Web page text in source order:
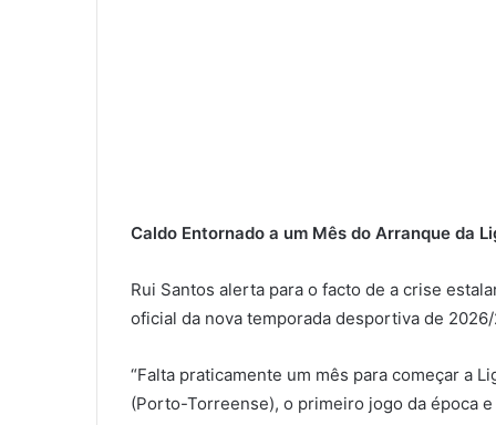
Caldo Entornado a um Mês do Arranque da
Rui Santos alerta para o facto de a crise
oficial da nova temporada desportiva de 2026/
“Falta praticamente um mês para começar a
(Porto-Torreense), o primeiro jogo da época e